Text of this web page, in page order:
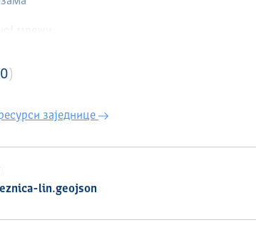
заједнице
lin.geojson